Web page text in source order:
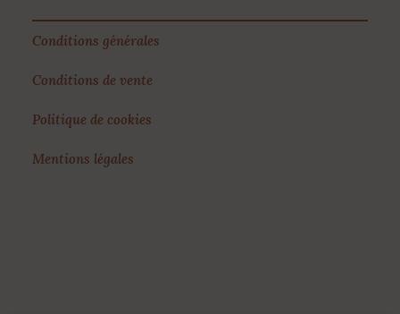
Conditions générales
Conditions de vente
Politique de cookies
Mentions légales